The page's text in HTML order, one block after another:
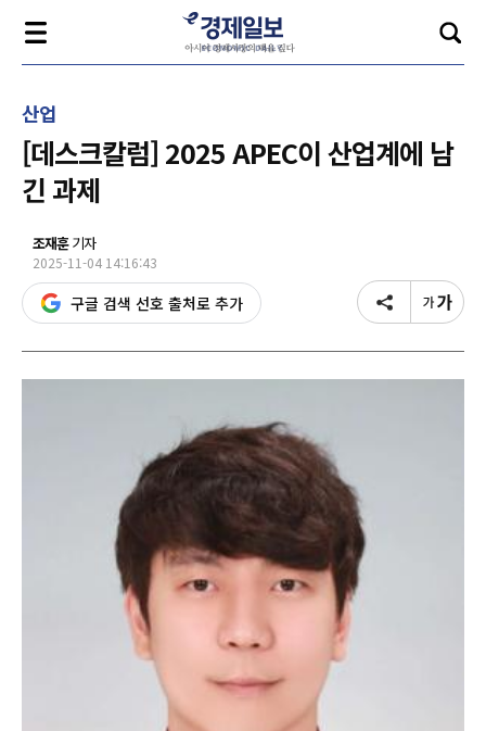
산업
[데스크칼럼] 2025 APEC이 산업계에 남
긴 과제
조재훈기자
2025-11-04 14:16:43
구글 검색 선호 출처로 추가